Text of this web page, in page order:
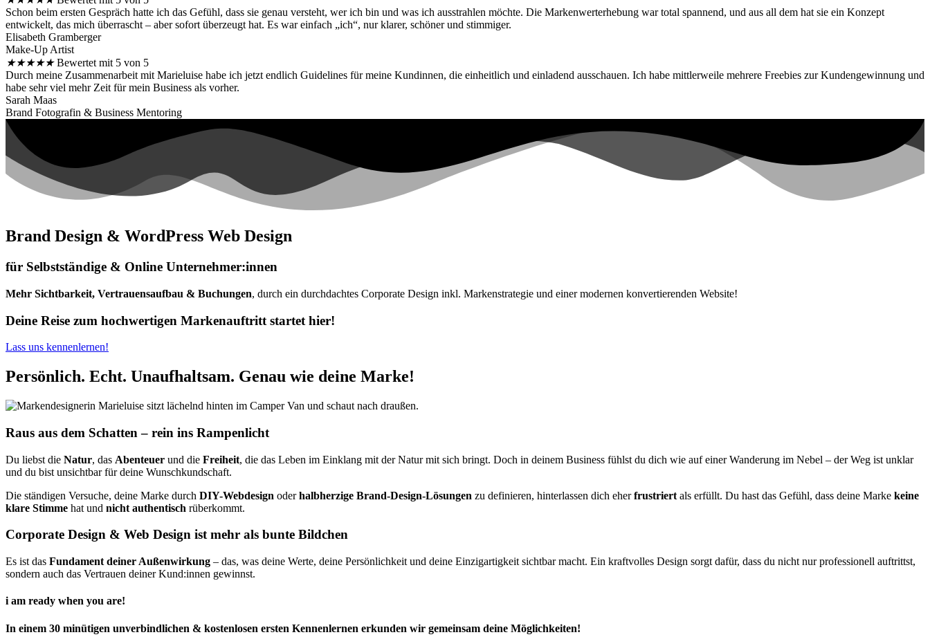
Schon beim ersten Gespräch hatte ich das Gefühl, dass sie genau versteht, wer ich bin und was ich ausstrahlen möchte. Die Markenwerterhebung war total spannend, und aus all dem hat sie ein Konzept
entwickelt, das mich überrascht – aber sofort überzeugt hat. Es war einfach „ich“, nur klarer, schöner und stimmiger.
Elisabeth Gramberger
Make-Up Artist
★★★★★ Bewertet mit 5 von 5
Durch meine Zusammenarbeit mit Marieluise habe ich jetzt endlich Guidelines für meine Kundinnen, die einheitlich und einladend ausschauen. Ich habe mittlerweile mehrere Freebies zur Kundengewinnung und
habe sehr viel mehr Zeit für mein Business als vorher.
Sarah Maas
Brand Fotografin & Business Mentoring
Brand Design & WordPress Web Design
für Selbstständige & Online Unternehmer:innen
Mehr Sichtbarkeit, Vertrauensaufbau & Buchungen, durch ein durchdachtes Corporate Design inkl. Markenstrategie und einer modernen konvertierenden Website!
Deine Reise zum hochwertigen Markenauftritt startet hier!
Lass uns kennenlernen!
Persönlich. Echt. Unaufhaltsam. Genau wie deine Marke!
Raus aus dem Schatten – rein ins Rampenlicht
Du liebst die Natur, das Abenteuer und die Freiheit, die das Leben im Einklang mit der Natur mit sich bringt. Doch in deinem Business fühlst du dich wie auf einer Wanderung im Nebel – der Weg ist unklar
und du bist unsichtbar für deine Wunschkundschaft.
Die ständigen Versuche, deine Marke durch DIY-Webdesign oderhalbherzige Brand-Design-Lösungen zu definieren, hinterlassen dich eherfrustriert als erfüllt. Du hast das Gefühl, dass deine Marke keine
klare Stimme hat und nicht authentisch rüberkommt.
Corporate Design & Web Design ist mehr als bunte Bildchen
Es ist das Fundament deiner Außenwirkung – das, was deine Werte, deine Persönlichkeit und deine Einzigartigkeit sichtbar macht. Ein kraftvolles Design sorgt dafür, dass du nicht nur professionell auftrittst,
sondern auch das Vertrauen deiner Kund:innen gewinnst.
i am ready when you are!
In einem 30 minütigen unverbindlichen & kostenlosen ersten Kennenlernen erkunden wir gemeinsam deine Möglichkeiten!